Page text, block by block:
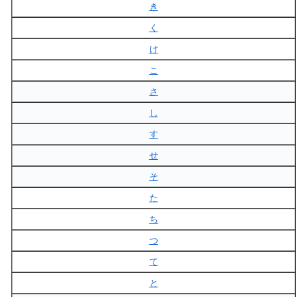
き
く
け
こ
さ
し
す
せ
そ
た
ち
つ
て
と